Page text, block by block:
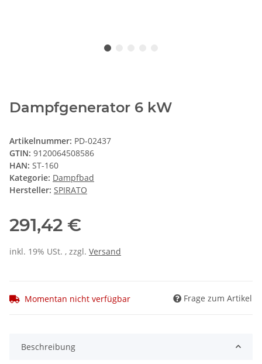
Dampfgenerator 6 kW
Artikelnummer: PD-02437
GTIN: 9120064508586
HAN: ST-160
Kategorie: Dampfbad
Hersteller: SPIRATO
291,42 €
inkl. 19% USt. , zzgl. Versand
Momentan nicht verfügbar Frage zum Artikel
Beschreibung